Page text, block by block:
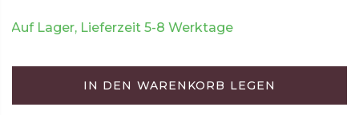
Auf Lager, Lieferzeit 5-8 Werktage
IN DEN WARENKORB LEGEN